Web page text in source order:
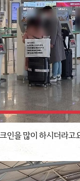
인을 많이 하시더라